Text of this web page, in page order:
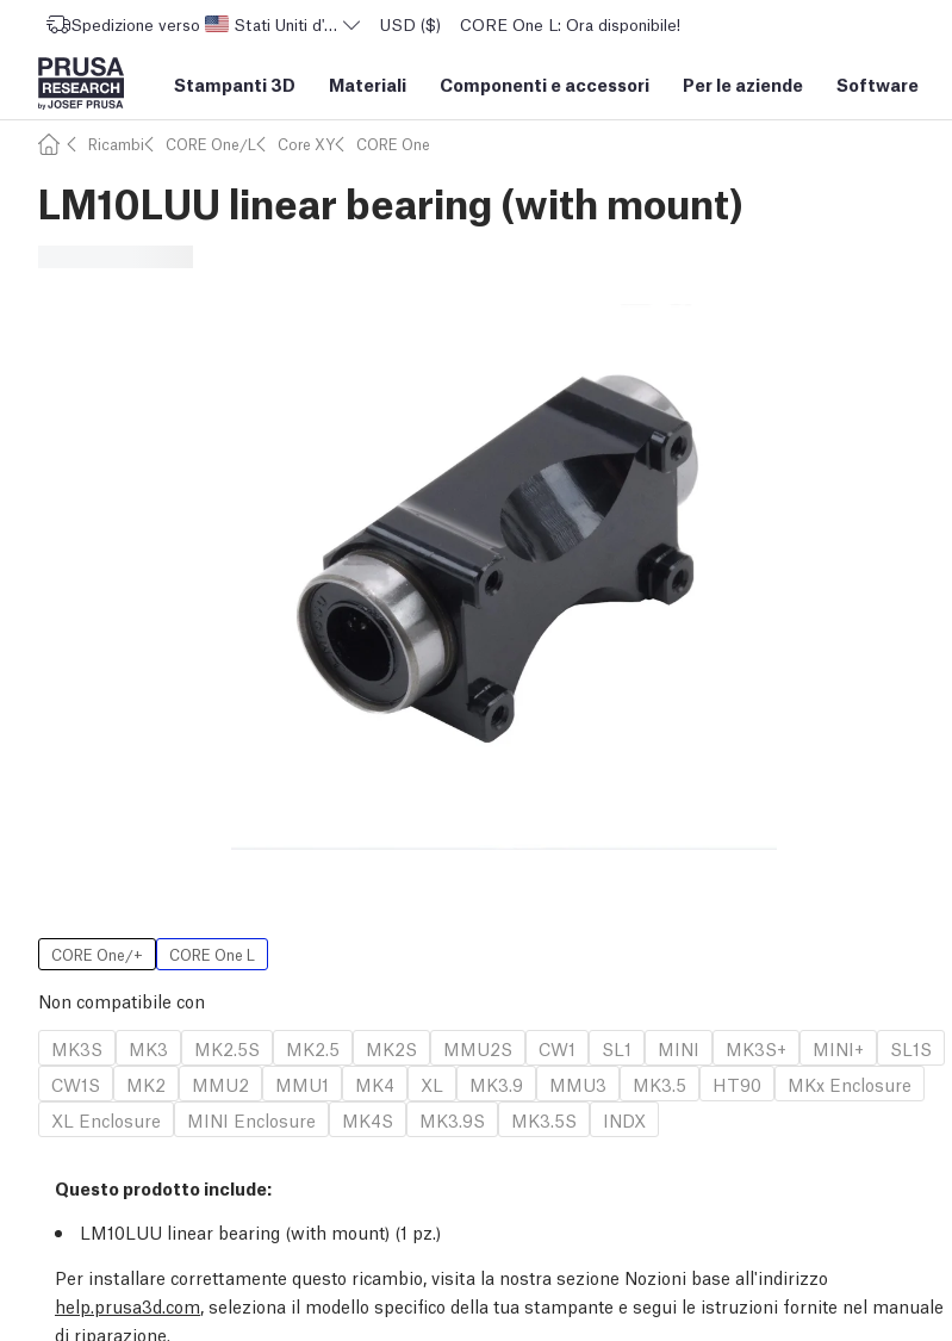
Spedizione verso Stati Uniti d'AmericaUSD ($) CORE One L: Ora disponibile!
Stampanti 3D Materiali Componenti e accessori Per le aziende Software
Ricambi CORE One/L Core XY CORE One
LM10LUU linear bearing (with mount)
CORE One/+ CORE One L
Non compatibile con
MK3S
MK3 MK2.5S MK2.5 MK2S MMU2S CW1 SL1 MINI MK3S+ MINI+
SL1S
CW1S
MK2 MMU2 MMU1 MK4 XL MK3.9 MMU3 MK3.5 HT90
MKx Enclosure
XL Enclosure
MINI Enclosure MK4S MK3.9S MK3.5S INDX
Questo prodotto include:
LM10LUU linear bearing (with mount) (1 pz.)
Per installare correttamente questo ricambio, visita la nostra sezione Nozioni base all'indirizzo
help.prusa3d.com, seleziona il modello specifico della tua stampante e segui le istruzioni fornite nel manuale
di riparazione.